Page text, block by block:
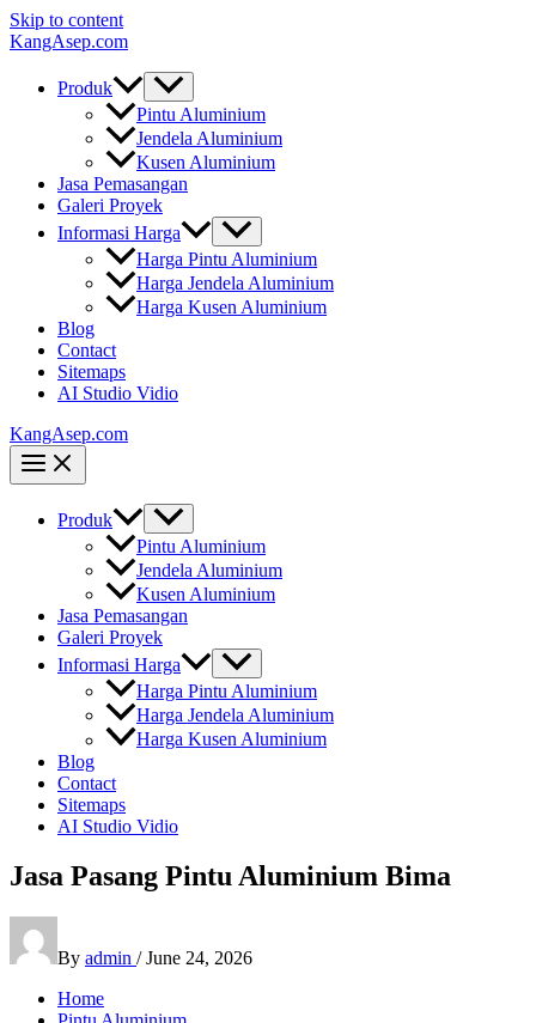
Skip to content
KangAsep.com
Produk
Pintu Aluminium
Jendela Aluminium
Kusen Aluminium
Jasa Pemasangan
Galeri Proyek
Informasi Harga
Harga Pintu Aluminium
Harga Jendela Aluminium
Harga Kusen Aluminium
Blog
Contact
Sitemaps
AI Studio Vidio
KangAsep.com
Produk
Pintu Aluminium
Jendela Aluminium
Kusen Aluminium
Jasa Pemasangan
Galeri Proyek
Informasi Harga
Harga Pintu Aluminium
Harga Jendela Aluminium
Harga Kusen Aluminium
Blog
Contact
Sitemaps
AI Studio Vidio
Jasa Pasang Pintu Aluminium Bima
By admin /June 24, 2026
Home